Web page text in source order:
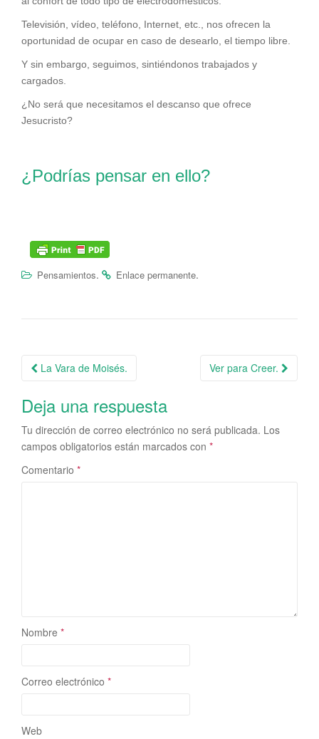
Televisión, vídeo, teléfono, Internet, etc., nos ofrecen la
oportunidad de ocupar en caso de desearlo, el tiempo libre.
Y sin embargo, seguimos, sintiéndonos trabajados y
cargados.
¿No será que necesitamos el descanso que ofrece
Jesucristo?
¿Podrías pensar en ello?
Pensamientos. Enlace permanente.
Navegación de la entrada
La Vara de Moisés. Ver para Creer.
Deja una respuesta
Tu dirección de correo electrónico no será publicada. Los
campos obligatorios están marcados con *
Comentario *
Nombre *
Correo electrónico *
Web